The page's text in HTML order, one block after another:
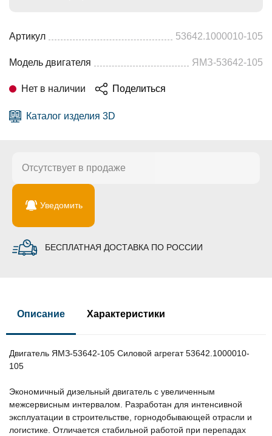
Артикул 53642.1000010-105
Модель двигателя ЯМЗ-53642-105
Нет в наличии Поделиться
Каталог изделия 3D
Отсутствует в продаже
Уведомить
БЕСПЛАТНАЯ ДОСТАВКА ПО РОССИИ
Описание Характеристики
Двигатель ЯМЗ-53642-105 Силовой агрегат 53642.1000010-
105
Экономичный дизельный двигатель с увеличенным
межсервисным интервалом. Разработан для интенсивной
эксплуатации в строительстве, горнодобывающей отрасли и
логистике. Отличается стабильной работой при перепадах